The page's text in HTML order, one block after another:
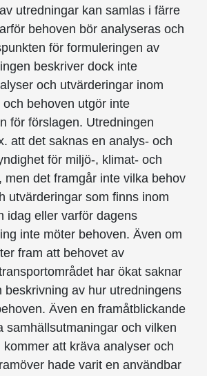
av utredningar kan samlas i färre
behoven bör analyseras och
för formuleringen av
beskriver dock inte
och utvärderingar inom
behoven utgör inte
för förslagen. Utredningen
att det saknas en analys- och
för miljö-, klimat- och
men det framgår inte vilka behov
utvärderingar som finns inom
idag eller varför dagens
inte möter behoven. Även om
fram att behovet av
har ökat saknar
beskrivning av hur utredningens
Även en framåtblickande
samhällsutmaningar och vilken
kommer att kräva analyser och
hade varit en användbar